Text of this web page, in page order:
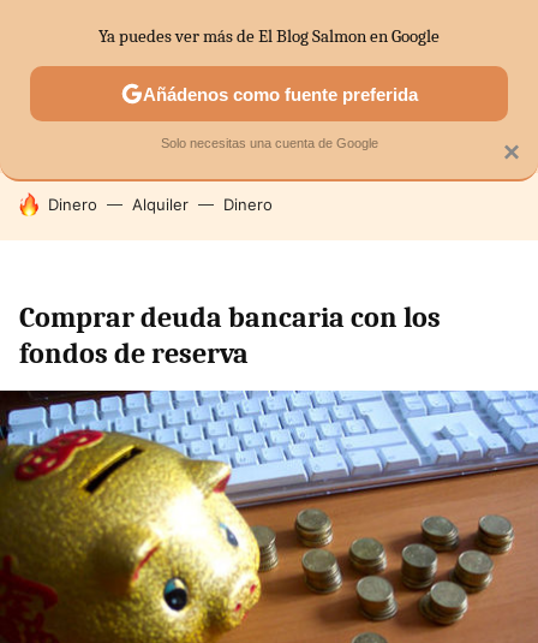
SECTORES ECONOMÍA DOMÉSTICA MERCADOS
HOY SE HABLA DE
Dinero Alquiler Dinero
Comprar deuda bancaria con los
fondos de reserva
×
Ya puedes ver más de El Blog Salmon en Google
Añádenos como fuente preferida
Solo necesitas una cuenta de Google